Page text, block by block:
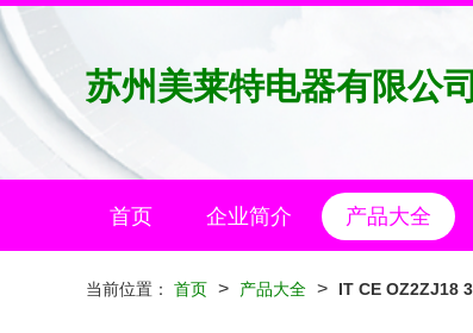
苏州美莱特电器有限公司
首页 企业简介 产品大全
当前位置： 首页 > 产品大全 > IT CE OZ2ZJ18